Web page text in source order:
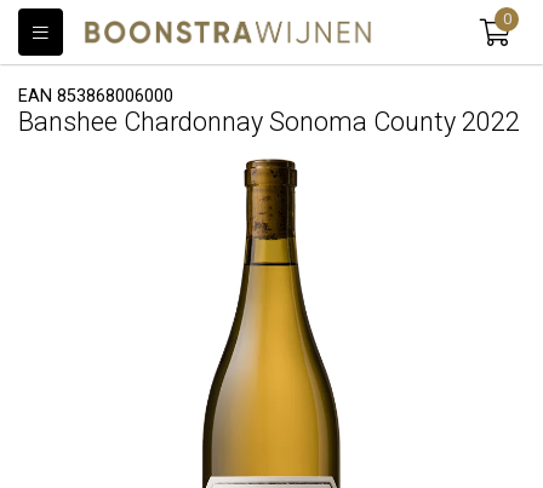
0
EAN 853868006000
Banshee Chardonnay Sonoma County 2022